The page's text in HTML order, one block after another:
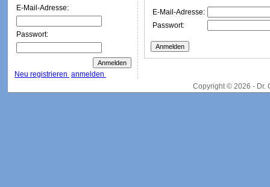
E-Mail-Adresse:
Passwort:
Neu registrieren anmelden
E-Mail-Adresse:
Passwort:
Copyright © 2026 - Dr.